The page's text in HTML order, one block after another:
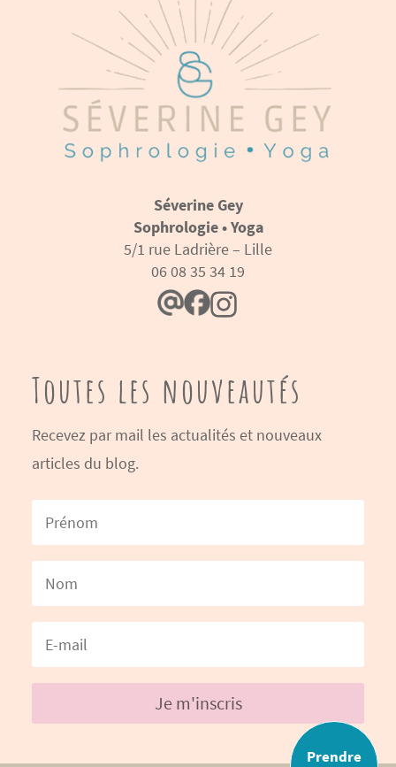
Séverine Gey
Sophrologie • Yoga
5/1 rue Ladrière – Lille
06 08 35 34 19
Toutes les nouveautés
Recevez par mail les actualités et nouveaux
articles du blog.
Je m'inscris
Prendre